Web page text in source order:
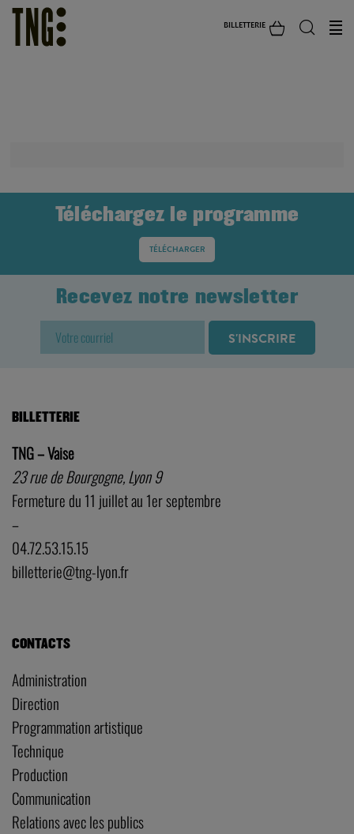
BILLETTERIE
Téléchargez le programme
TÉLÉCHARGER
Recevez notre newsletter
BILLETTERIE
TNG – Vaise
23 rue de Bourgogne, Lyon 9
Fermeture du 11 juillet au 1er septembre
–
04.72.53.15.15
billetterie@tng-lyon.fr
CONTACTS
Administration
Direction
Programmation artistique
Technique
Production
Communication
Relations avec les publics